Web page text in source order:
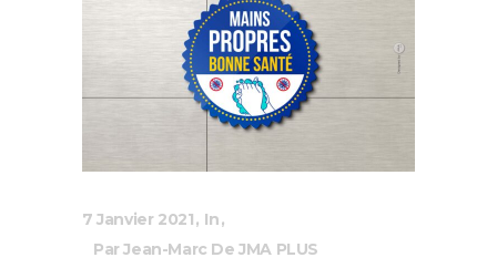
7 Janvier 2021
In
Par Jean-Marc De JMA PLUS